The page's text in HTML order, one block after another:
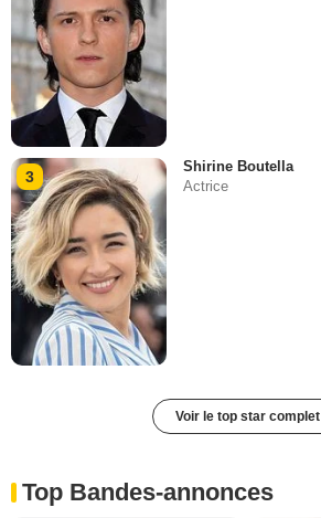
3
Shirine Boutella
Actrice
Voir le top star complet
Top Bandes-annonces